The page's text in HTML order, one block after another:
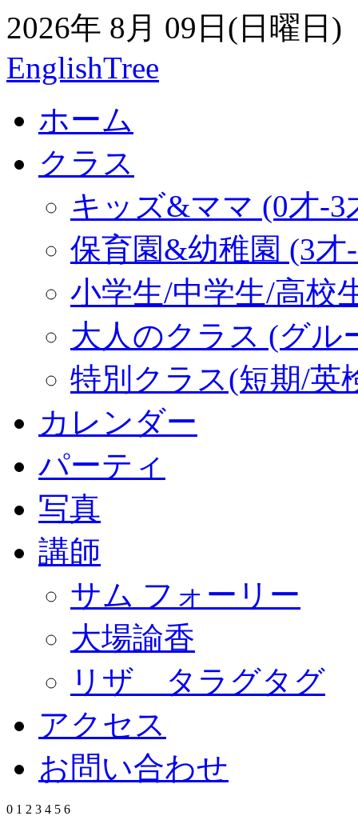
2026年 8月 09日(日曜日)
EnglishTree
ホーム
クラス
キッズ&ママ (0才-3
保育園&幼稚園 (3才
小学生/中学生/高
大人のクラス (グル
特別クラス(短期/英
カレンダー
パーティ
写真
講師
サム フォーリー
大場諭香
リザ タラグタグ
アクセス
お問い合わせ
0 1 2 3 4 5 6